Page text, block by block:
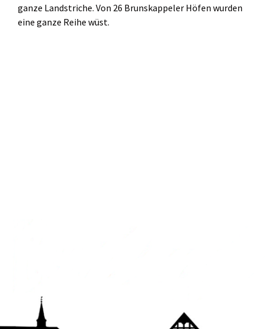
ganze Landstriche. Von 26 Brunskappeler Höfen wurden
eine ganze Reihe wüst.